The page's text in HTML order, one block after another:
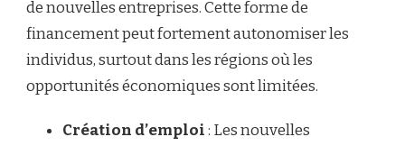
de nouvelles entreprises. Cette forme de
financement peut fortement autonomiser les
individus, surtout dans les régions où les
opportunités économiques sont limitées.
Création d’emploi: Les nouvelles